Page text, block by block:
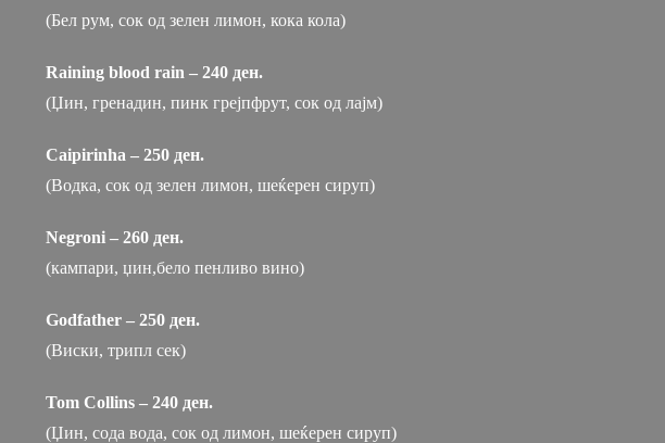
(Бел рум, сок од зелен лимон, кока кола)
Raining blood rain – 240 ден.
(Џин, гренадин, пинк грејпфрут, сок од лајм)
Caipirinha – 250 ден.
(Водка, сок од зелен лимон, шеќерен сируп)
Negroni – 260 ден.
(кампари, џин,бело пенливо вино)
Godfather – 250 ден.
(Виски, трипл сек)
Tom Collins – 240 ден.
(Џин, сода вода, сок од лимон, шеќерен сируп)